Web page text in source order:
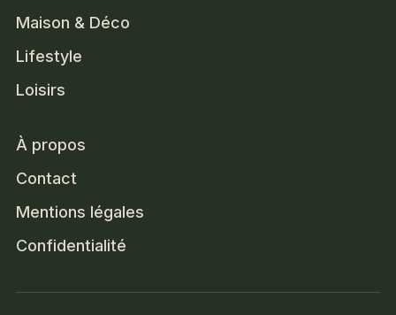
Maison & Déco
Lifestyle
Loisirs
À propos
Contact
Mentions légales
Confidentialité